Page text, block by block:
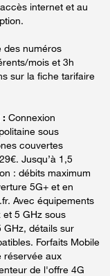
internet et au
des numéros
mois et 3h
sur la fiche tarifaire
: Connexion
sous
couvertes
Jusqu’à 1,5
: débits maximum
5G+ et en
Avec équipements
5 GHz sous
détails sur
Forfaits Mobile
réservée aux
de l'offre 4G